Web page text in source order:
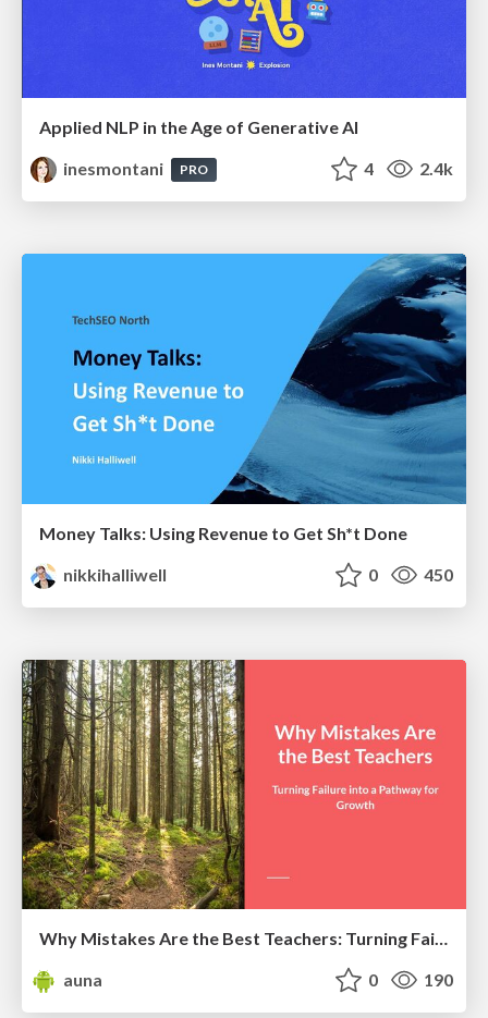
Applied NLP in the Age of Generative AI
inesmontani
PRO 4 2.4k
Money Talks: Using Revenue to Get Sh*t Done
nikkihalliwell
0 450
Why Mistakes Are the Best Teachers: Turning Failure into a Pathway for Growth
auna
0 190